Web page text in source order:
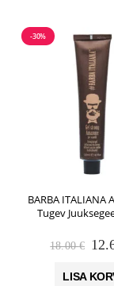
-30%
BARBA ITALIANA
Tugev
18.00€
oli:
LISA